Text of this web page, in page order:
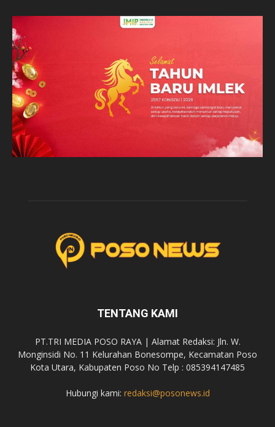
TENTANG KAMI
PT.TRI MEDIA POSO RAYA | Alamat Redaksi: Jln. W.
Monginsidi No. 11 Kelurahan Bonesompe, Kecamatan Poso
Kota Utara, Kabupaten Poso No Telp : 085394147485
Hubungi kami: redaksi@posonews.id